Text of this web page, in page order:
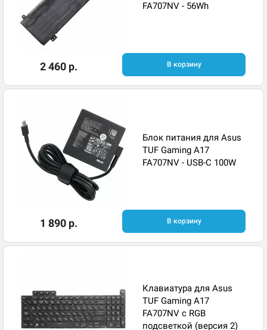
FA707NV - 56Wh
2 460 р. В корзину
Блок питания для Asus
TUF Gaming A17
FA707NV - USB-C 100W
1 890 р. В корзину
Клавиатура для Asus
TUF Gaming A17
FA707NV с RGB
подсветкой (версия 2)